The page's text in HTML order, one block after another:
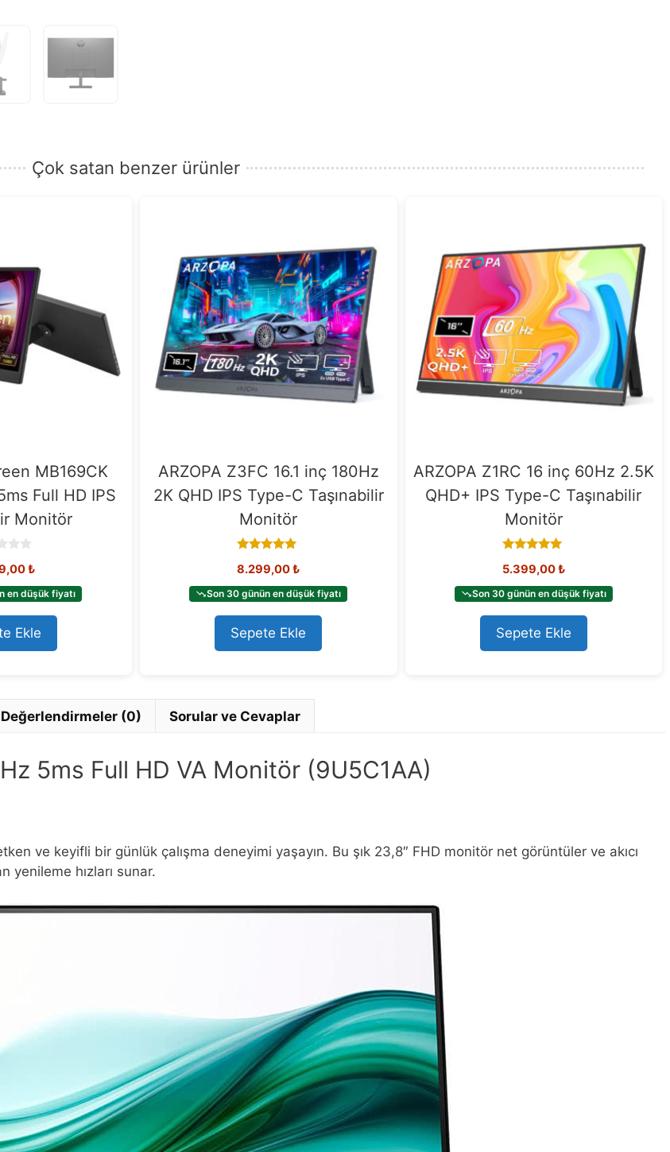
Çok satan benzer ürünler
MB169CK
Full HD IPS
Monitör
₺
en düşük fiyatı
Ekle
ARZOPA Z3FC 16.1 inç 180Hz
2K QHD IPS Type-C Taşınabilir
Monitör
out of 5
8.299,00₺
Son 30 günün en düşük fiyatı
Sepete Ekle
ARZOPA Z1RC 16 inç 60Hz 2.5K
QHD+ IPS Type-C Taşınabilir
Monitör
out of 5
5.399,00₺
Son 30 günün en düşük fiyatı
Sepete Ekle
Değerlendirmeler (0) Sorular ve Cevaplar
5ms Full HD VA Monitör (9U5C1AA)
ve keyifli bir günlük çalışma deneyimi yaşayın. Bu şık 23,8″ FHD monitör net görüntüler ve akıcı
yenileme hızları sunar.